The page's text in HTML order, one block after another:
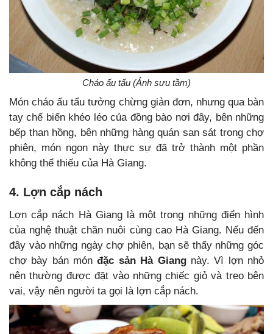
Cháo ấu tẩu (Ảnh sưu tầm)
Món cháo ấu tẩu tưởng chừng giản đơn, nhưng qua bàn
tay chế biến khéo léo của đồng bào nơi đây, bên những
bếp than hồng, bên những hàng quán san sát trong chợ
phiên, món ngon này thực sự đã trở thành một phần
không thể thiếu của Hà Giang.
4. Lợn cắp nách
Lợn cắp nách Hà Giang là một trong những điển hình
của nghệ thuật chăn nuôi cùng cao Hà Giang. Nếu đến
đây vào những ngày chợ phiên, bạn sẽ thấy những góc
chợ bày bán mónđặc sản Hà Giangnày. Vì lợn nhỏ
nên thường được đặt vào những chiếc giỏ và treo bên
vai, vậy nên người ta gọi là lợn cắp nách.